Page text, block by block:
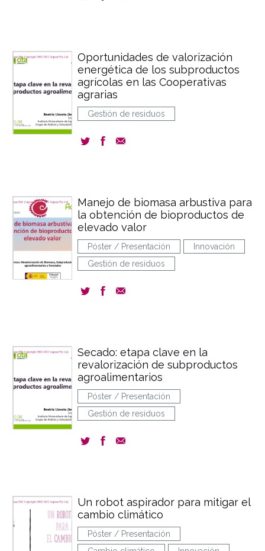
Oportunidades de valorización
energética de los subproductos
agrícolas en las Cooperativas
agrarias
Gestión de residuos
Manejo de biomasa arbustiva para
la obtención de bioproductos de
elevado valor
Póster / Presentación
Innovación
Gestión de residuos
Secado: etapa clave en la
revalorización de subproductos
agroalimentarios
Póster / Presentación
Gestión de residuos
Un robot aspirador para mitigar el
cambio climático
Póster / Presentación